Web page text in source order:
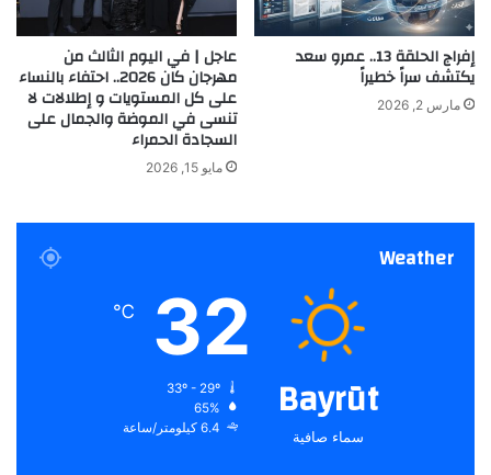
إفراج الحلقة 13.. عمرو سعد
يكتشف سراً خطيراً
مارس 2, 2026
عاجل | في اليوم الثالث من
مهرجان كان 2026.. احتفاء بالنساء
على كل المستويات و إطلالات لا
تنسى في الموضة والجمال على
السجادة الحمراء
مايو 15, 2026
Weather
Bayrūt
سماء صافية
32
℃
65%
6.4 كيلومتر/ساعة